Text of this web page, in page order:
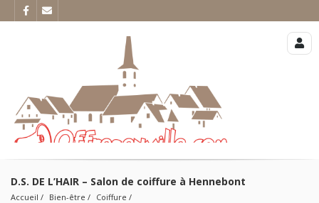
D.S. DE L’HAIR – Salon de coiffure à Hennebont
Accueil Bien-être
Coiffure